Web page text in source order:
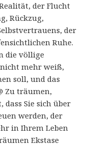
der Flucht
Rückzug,
der
Ruhe.
die völlige
mehr weiß,
soll, und das
Zu träumen,
dass Sie sich über
werden, der
in Ihrem Leben
Ekstase